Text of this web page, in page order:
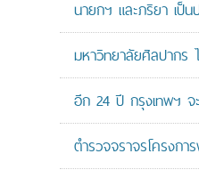
นายกฯ และภริยา เป็
มหาวิทยาลัยศิลปากร
อีก 24 ปี กรุงเทพฯ
ตำรวจจราจรโครงกา